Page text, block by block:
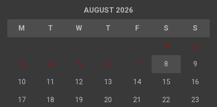
AUGUST 2026
M T W T F S S
1 2
3 4 5 6 7 8 9
10 11 12 13 14 15 16
17 18 19 20 21 22 23